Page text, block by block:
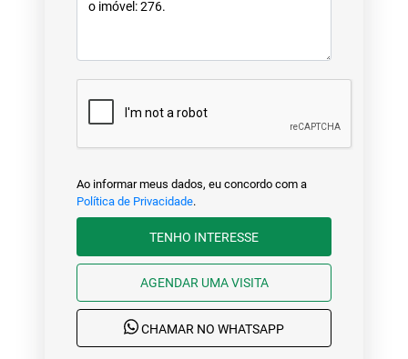
Ao informar meus dados, eu concordo com a
Política de Privacidade.
TENHO INTERESSE
AGENDAR UMA VISITA
CHAMAR NO WHATSAPP